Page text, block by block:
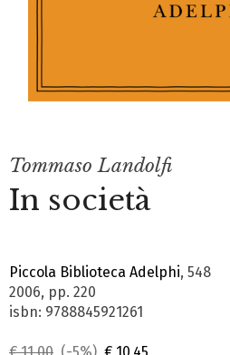
Tommaso Landolfi
In società
Piccola Biblioteca Adelphi, 548
2006, pp. 220
isbn: 9788845921261